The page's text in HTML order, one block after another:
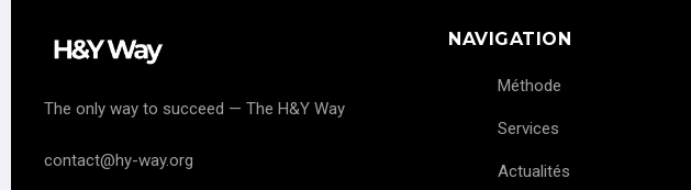
The only way to succeed — The H&Y Way
contact@hy-way.org
NAVIGATION
Méthode
Services
Actualités